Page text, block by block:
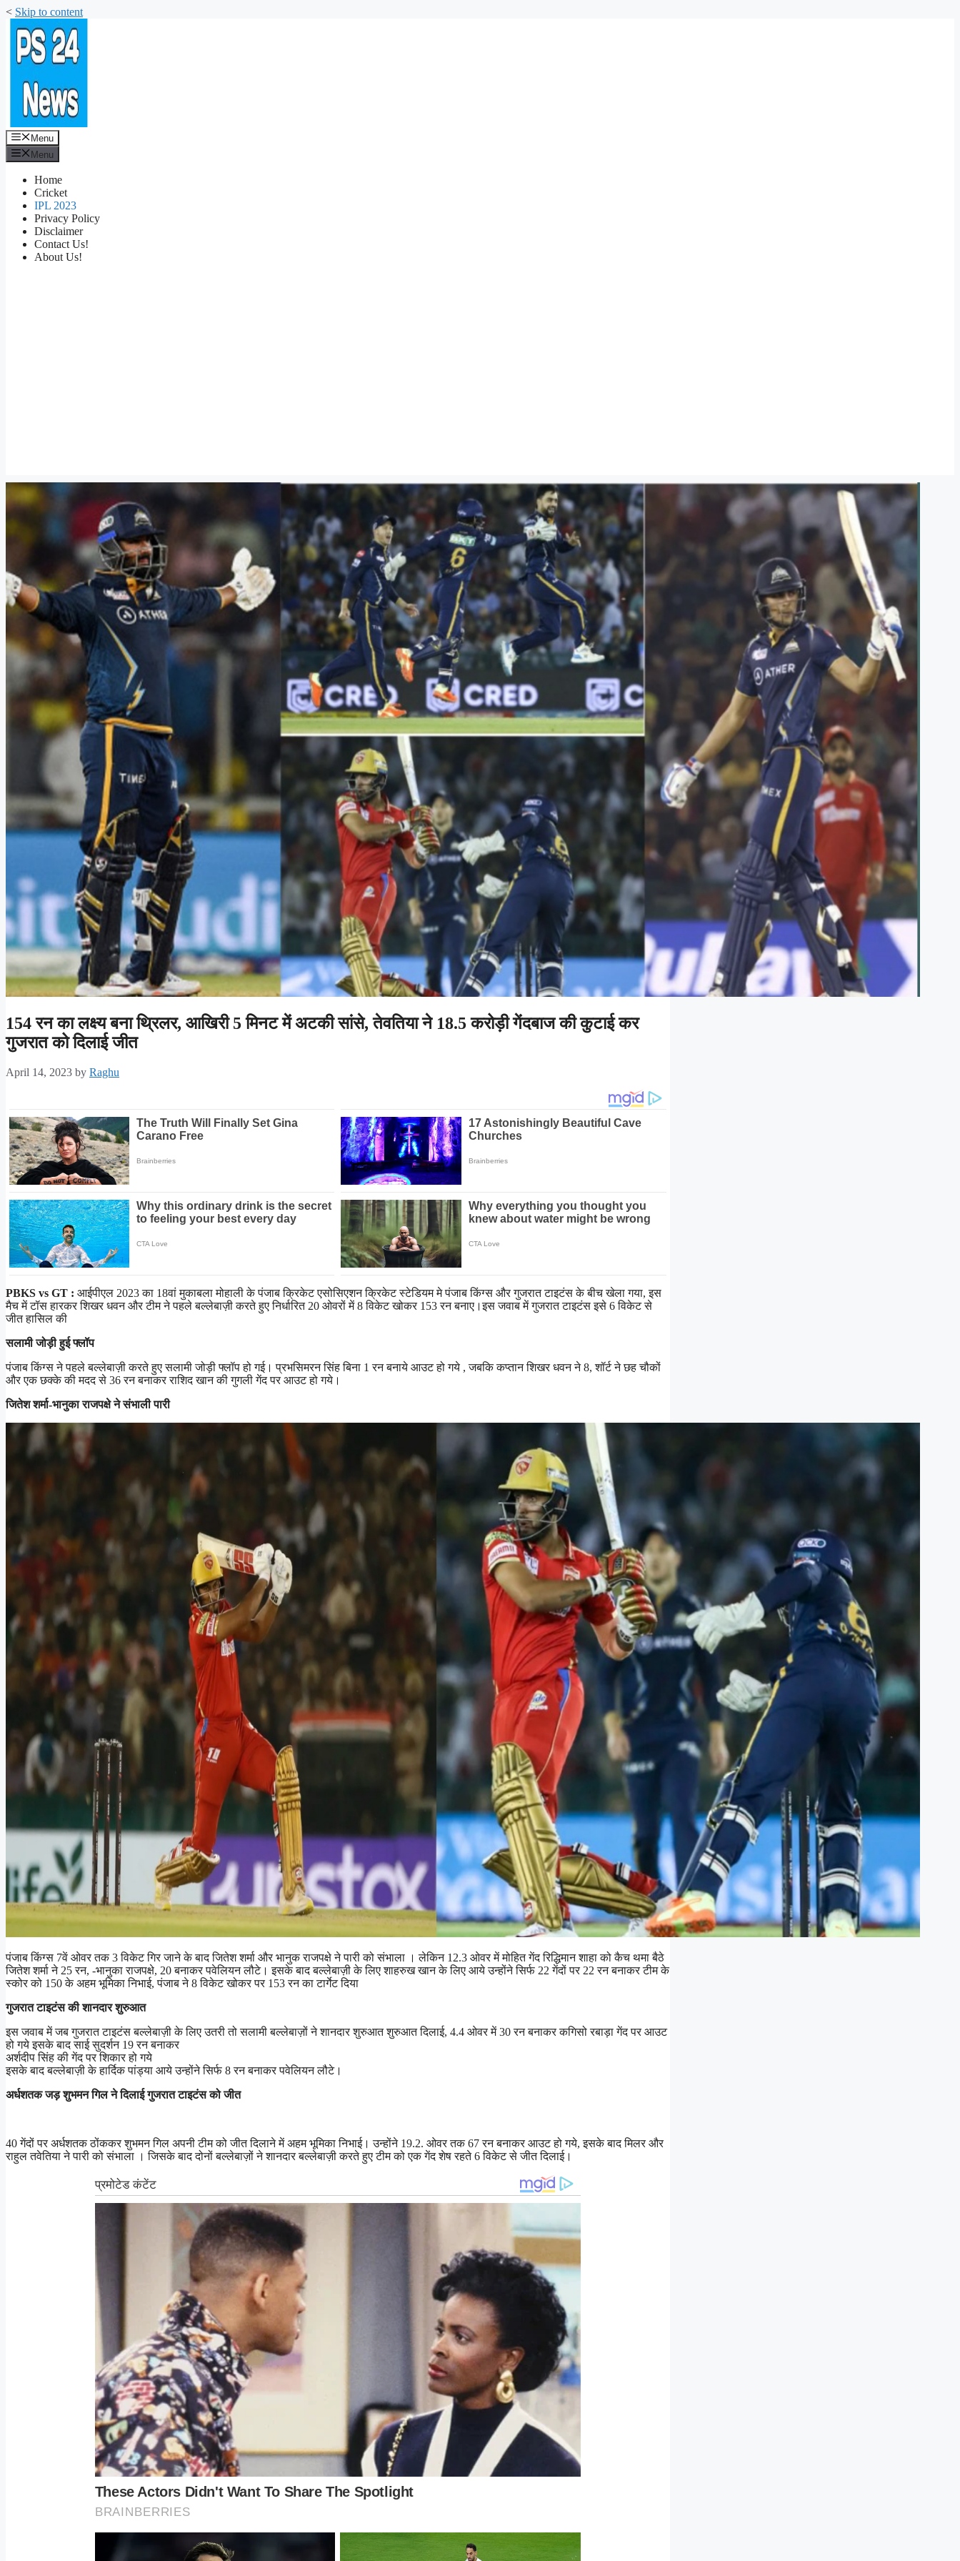
< Skip to content
Menu
Menu
Home
Cricket
IPL 2023
Privacy Policy
Disclaimer
Contact Us!
About Us!
154 रन का लक्ष्य बना थ्रिलर, आखिरी 5 मिनट में अटकी सांसे, तेवतिया ने 18.5 करोड़ी गेंदबाज की कुटाई कर
गुजरात को दिलाई जीत
April 14, 2023 by Raghu
PBKS vs GT : आईपीएल 2023 का 18वां मुकाबला मोहाली के पंजाब क्रिकेट एसोसिएशन क्रिकेट स्टेडियम मे पंजाब किंग्स और गुजरात टाइटंस के बीच खेला गया, इस
मैच में टॉस हारकर शिखर धवन और टीम ने पहले बल्लेबाज़ी करते हुए निर्धारित 20 ओवरों में 8 विकेट खोकर 153 रन बनाए।इस जवाब में गुजरात टाइटंस इसे 6 विकेट से
जीत हासिल की
सलामी जोड़ी हुई फ्लॉप
पंजाब किंग्स ने पहले बल्लेबाज़ी करते हुए सलामी जोड़ी फ्लॉप हो गई। प्रभसिमरन सिंह बिना 1 रन बनाये आउट हो गये , जबकि कप्तान शिखर धवन ने 8, शॉर्ट ने छह चौकों
और एक छक्के की मदद से 36 रन बनाकर राशिद खान की गुगली गेंद पर आउट हो गये।
जितेश शर्मा-भानुका राजपक्षे ने संभाली पारी
पंजाब किंग्स 7वें ओवर तक 3 विकेट गिर जाने के बाद जितेश शर्मा और भानुक राजपक्षे ने पारी को संभाला । लेकिन 12.3 ओवर में मोहित गेंद रिद्धिमान शाहा को कैच थमा बैठे
जितेश शर्मा ने 25 रन, -भानुका राजपक्षे, 20 बनाकर पवेलियन लौटे। इसके बाद बल्लेबाज़ी के लिए शाहरुख खान के लिए आये उन्होंने सिर्फ 22 गेंदों पर 22 रन बनाकर टीम के
स्कोर को 150 के अहम भूमिका निभाई, पंजाब ने 8 विकेट खोकर पर 153 रन का टार्गेट दिया
गुजरात टाइटंस की शानदार शुरुआत
इस जवाब में जब गुजरात टाइटंस बल्लेबाज़ी के लिए उतरी तो सलामी बल्लेबाज़ों ने शानदार शुरुआत शुरुआत दिलाई, 4.4 ओवर में 30 रन बनाकर कगिसो रबाड़ा गेंद पर आउट
हो गये इसके बाद साई सुदर्शन 19 रन बनाकर
अर्शदीप सिंह की गेंद पर शिकार हो गये
इसके बाद बल्लेबाज़ी के हार्दिक पांड्या आये उन्होंने सिर्फ 8 रन बनाकर पवेलियन लौटे।
अर्धशतक जड़ शुभमन गिल ने दिलाई गुजरात टाइटंस को जीत
40 गेंदों पर अर्धशतक ठोंककर शुभमन गिल अपनी टीम को जीत दिलाने में अहम भूमिका निभाई। उन्होंने 19.2. ओवर तक 67 रन बनाकर आउट हो गये, इसके बाद मिलर और
राहुल तवेतिया ने पारी को संभाला । जिसके बाद दोनों बल्लेबाज़ों ने शानदार बल्लेबाज़ी करते हुए टीम को एक गेंद शेष रहते 6 विकेट से जीत दिलाई।